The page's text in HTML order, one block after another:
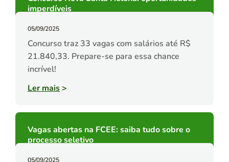
imperdíveis
05/09/2025
Concurso traz 33 vagas com salários até R$
21.840,33. Prepare-se para essa chance
incrível!
Ler mais>
Vagas abertas na FCEE: saiba tudo sobre o
processo seletivo
05/09/2025